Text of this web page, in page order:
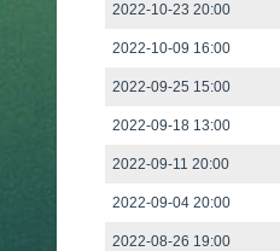
2022-10-23 20:00
2022-10-09 16:00
2022-09-25 15:00
2022-09-18 13:00
2022-09-11 20:00
2022-09-04 20:00
2022-08-26 19:00